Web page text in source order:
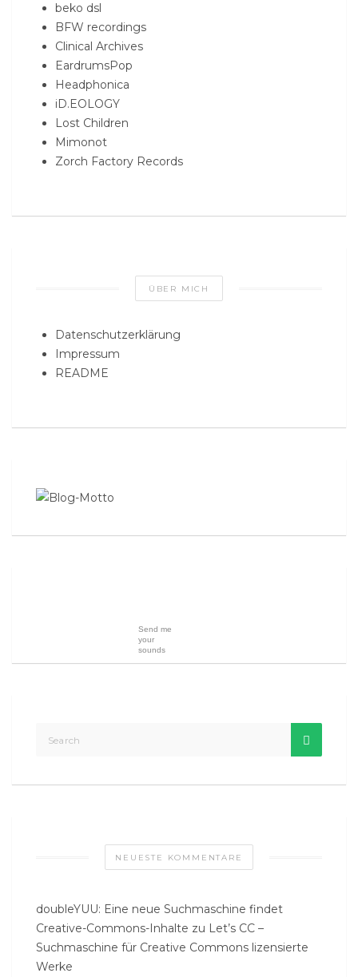
beko dsl
BFW recordings
Clinical Archives
EardrumsPop
Headphonica
iD.EOLOGY
Lost Children
Mimonot
Zorch Factory Records
ÜBER MICH
Datenschutzerklärung
Impressum
README
Send me
your
sounds
NEUESTE KOMMENTARE
doubleYUU: Eine neue Suchmaschine findet
Creative-Commons-Inhalte zu Let’s CC –
Suchmaschine für Creative Commons lizensierte
Werke